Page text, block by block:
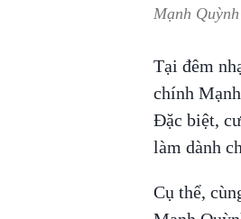
Mạnh
Tại đêm
chính
Đặc biệt,
làm dành
Cụ thể,